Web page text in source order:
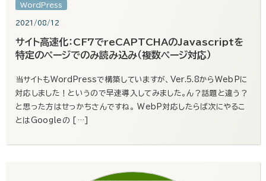
WordPress
2021/08/12
サイト高速化：CF7でreCAPTCHAのJavascriptを
特定のページでのみ読み込み（複数ページ対応）
当サイトもWordPressで構築していますが、Ver.5.8からWebPに
対応しました！というので早速導入してみました。ん？話題と違う？
と思った方はせっかちさんですね。 WebP対応したらば次にやるこ
とはGoogleの […]